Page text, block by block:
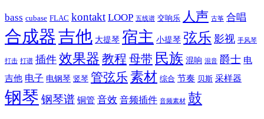
bass cubase FLAC kontakt LOOP 五线谱 交响乐 人声 古筝 合唱
合成器吉他 大提琴 宿主 小提琴 弦乐 影视 手风琴
打击 打谱 插件 效果器 教程 母带 民族 混响 混音 爵士 电
吉他 电子 电钢琴 竖琴 管弦乐 素材 综合 节奏 贝斯 采样器
钢琴 钢琴谱 铜管 音效 音频插件 音频素材 鼓